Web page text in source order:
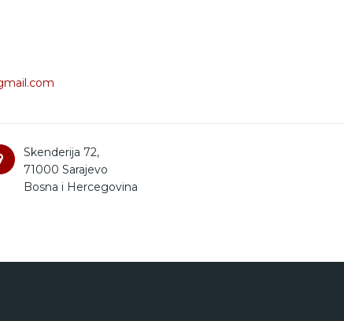
Skenderija 72,
71000 Sarajevo
Bosna i Hercegovina